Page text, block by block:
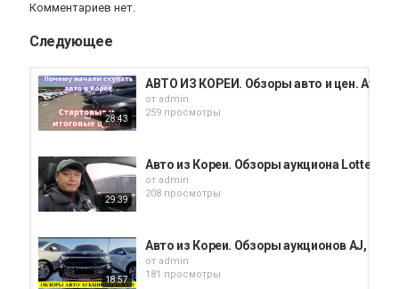
Поколения
Комментариев нет.
Следующее
28:43
АВТО ИЗ КОРЕИ. Обзоры авто и цен.
от admin
259 просмотры
29:39
Авто из Кореи. Обзоры аукциона Lotte
от admin
208 просмотры
18:57
Авто из Кореи. Обзоры аукционов AJ,
от admin
181 просмотры